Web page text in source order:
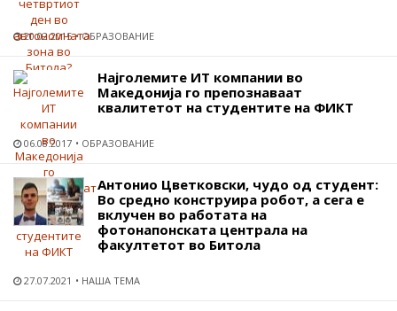
20.02.2015 ОБРАЗОВАНИЕ
Најголемите ИТ компании во
Македонија го препознаваат
квалитетот на студентите на ФИКТ
06.08.2017 ОБРАЗОВАНИЕ
Антонио Цветковски, чудо од студент:
Во средно конструира робот, а сега е
вклучен во работата на
фотонапонската централа на
факултетот во Битола
27.07.2021 НАША ТЕМА